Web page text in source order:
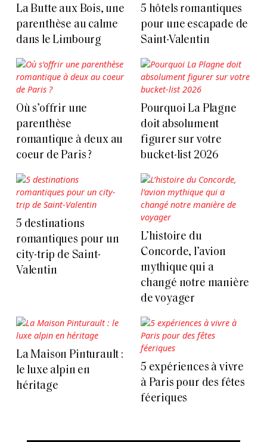
La Butte aux Bois, une
parenthèse au calme
dans le Limbourg
5 hôtels romantiques
pour une escapade de
Saint-Valentin
Où s’offrir une
parenthèse
romantique à deux au
coeur de Paris ?
Pourquoi La Plagne
doit absolument
figurer sur votre
bucket-list 2026
5 destinations
romantiques pour un
city-trip de Saint-
Valentin
L’histoire du
Concorde, l’avion
mythique qui a
changé notre manière
de voyager
La Maison Pinturault :
le luxe alpin en
héritage
5 expériences à vivre
à Paris pour des fêtes
féeriques